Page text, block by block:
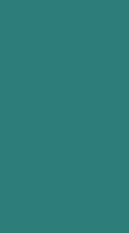
Por Que
Este formato de
Rastreamento
claro das
cargo de
gerenciamento
otimização da
chave
cadeia de